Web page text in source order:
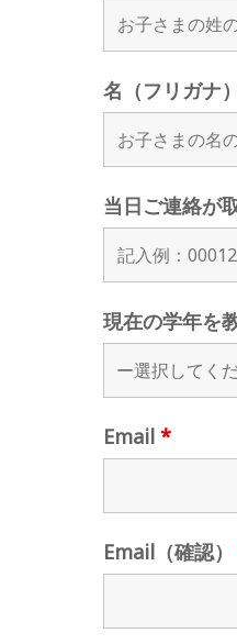
名（フリガナ）
当日ご連絡が
現在の学年を
Email *
Email（確認）